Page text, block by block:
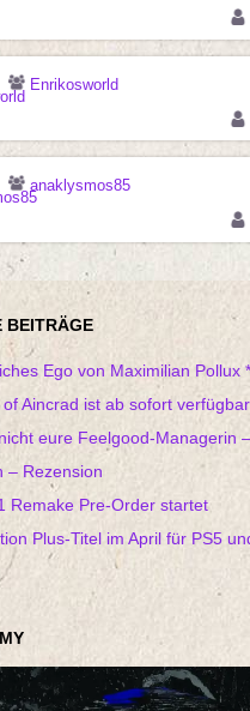
Enrikosworld
anaklysmos85
BEITRÄGE
Ego von Maximilian Pollux
of Aincrad ist ab sofort verfügbar
eure Feelgood-Managerin
– Rezension
Remake Pre-Order startet
Plus-Titel im April für PS5